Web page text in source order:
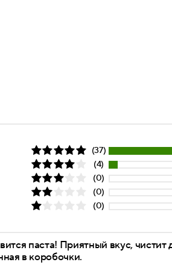
(37)
(4)
(0)
(0)
(0)
паста! Приятный вкус, чистит
в коробочки.